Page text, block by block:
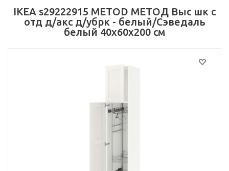
IKEA s29222915 METOD МЕТОД Выс шк с
отд д/акс д/убрк - белый/Сэведаль
белый 40x60x200 см